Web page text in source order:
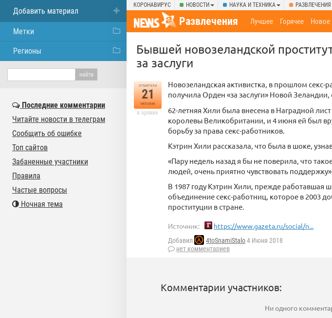
КОРОНАВИРУС НОВОСТИ НАУКА И ТЕХНИКА РАЗВЛЕЧЕНИЯ
Развлечения Лучшее Горячее Новое
Бывшей новозеландской
за заслуги
отметили
21
человек
в архиве
Новозеландская активистка, в прошлом секс-
получила Орден «за заслуги» Новой
62-летняя Хили была внесена в Наградной
королевы Великобритании, и 4 июня ей был
борьбу за права секс-работников.
Кэтрин Хили рассказала, что была в шоке,
«Пару недель назад я бы не поверила, что
людей, очень приятно чувствовать
В 1987 году Кэтрин Хили, прежде работавшая
объединение секс-работниц, которое в 2003
проституции в стране.
Источник: https://www.gazeta.ru/social/n...
Добавил 4toSnamiStalo4 Июня 2018
нет комментариев
Комментарии участников:
Ни одного
Добавить материал
Метки
Регионы
Последние комментарии
Читайте новости в телеграм
Сообщить об ошибке
Топ сайтов
Забаненные участники
Правила
Частые вопросы
Ночная тема